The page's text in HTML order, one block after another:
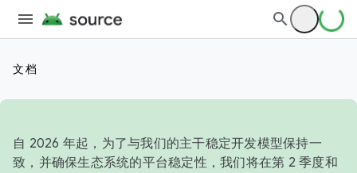
文档
自 2026 年起，为了与我们的主干稳定开发模型保持一
致，并确保生态系统的平台稳定性，我们将在第 2 季度和